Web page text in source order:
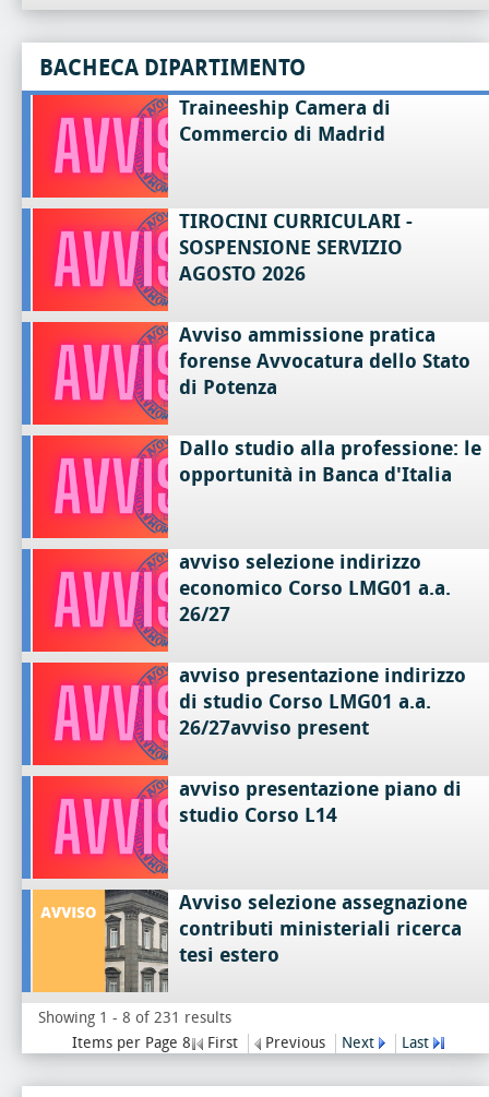
BACHECA DIPARTIMENTO
Traineeship Camera di
Commercio di Madrid
TIROCINI CURRICULARI -
SOSPENSIONE SERVIZIO
AGOSTO 2026
Avviso ammissione pratica
forense Avvocatura dello Stato
di Potenza
Dallo studio alla professione: le
opportunità in Banca d'Italia
avviso selezione indirizzo
economico Corso LMG01 a.a.
26/27
avviso presentazione indirizzo
di studio Corso LMG01 a.a.
26/27avviso present
avviso presentazione piano di
studio Corso L14
Avviso selezione assegnazione
contributi ministeriali ricerca
tesi estero
Showing 1 - 8 of 231 results
Items per Page 8
First Previous Next Last